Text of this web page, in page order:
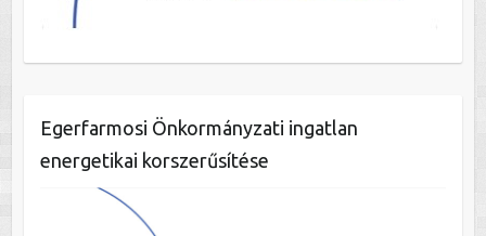
Egerfarmosi Önkormányzati ingatlan
energetikai korszerűsítése